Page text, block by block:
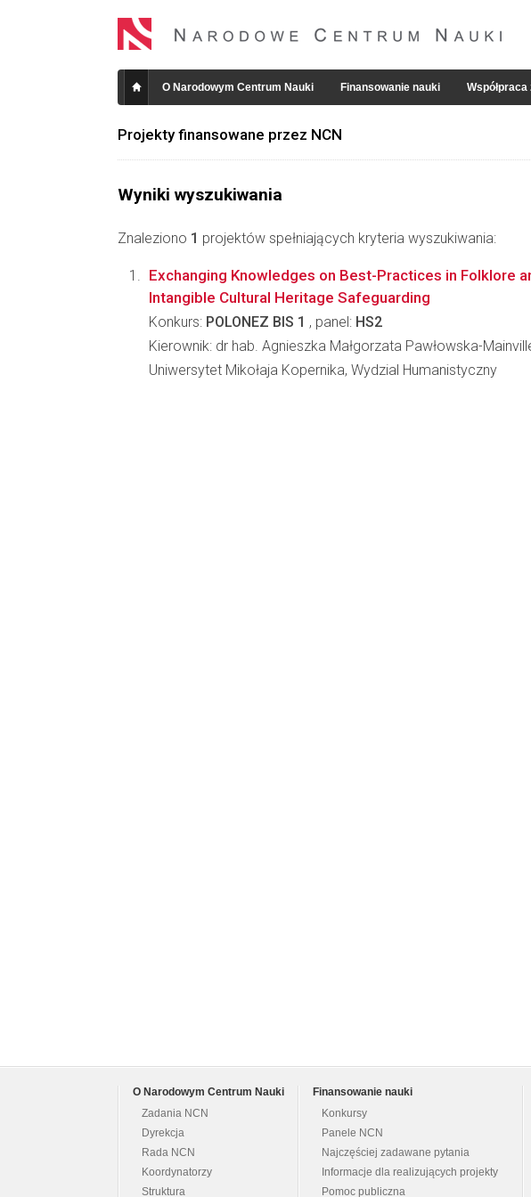
O Narodowym Centrum Nauki Finansowanie nauki
Projekty finansowane przez NCN
Wyniki wyszukiwania
Znaleziono 1 projektów spełniających kryteria wyszukiwania:
Exchanging Knowledges on Best-Practices in Folklore
Intangible Cultural Heritage Safeguarding
Konkurs: POLONEZ BIS 1 , panel: HS2
Kierownik: dr hab. Agnieszka Małgorzata Pawłowska-
Uniwersytet Mikołaja Kopernika, Wydzial Humanistyczny
O Narodowym Centrum Nauki
Zadania NCN
Dyrekcja
Rada NCN
Koordynatorzy
Struktura
Finansowanie nauki
Konkursy
Panele NCN
Najczęściej zadawane pytania
Informacje dla realizujących projekty
Pomoc publiczna